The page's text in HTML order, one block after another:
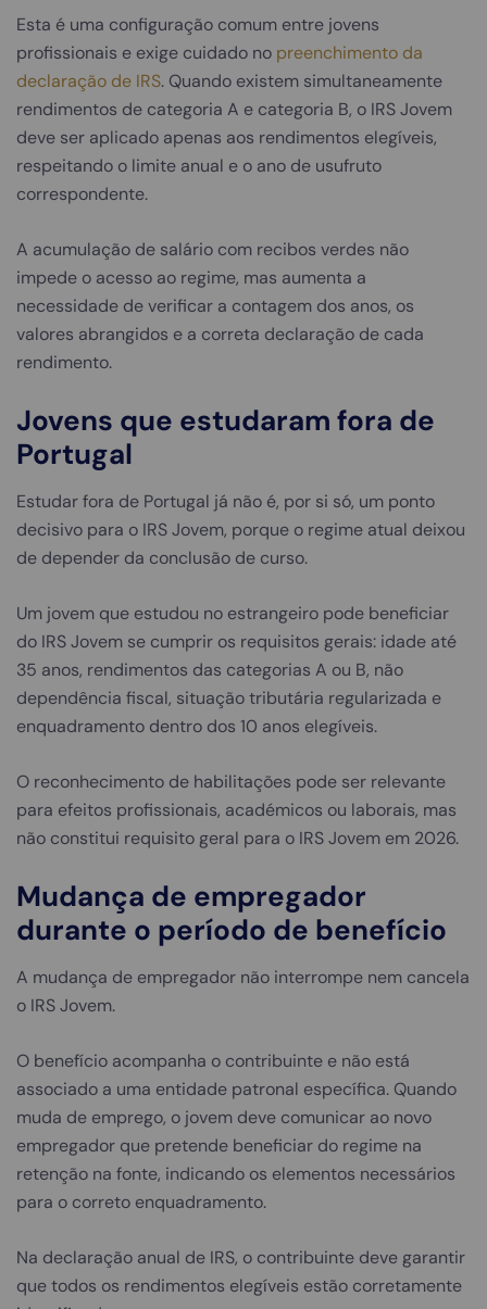
Esta é uma configuração comum entre jovens
profissionais e exige cuidado no preenchimento da
declaração de IRS. Quando existem simultaneamente
rendimentos de categoria A e categoria B, o IRS Jovem
deve ser aplicado apenas aos rendimentos elegíveis,
respeitando o limite anual e o ano de usufruto
correspondente.
A acumulação de salário com recibos verdes não
impede o acesso ao regime, mas aumenta a
necessidade de verificar a contagem dos anos, os
valores abrangidos e a correta declaração de cada
rendimento.
Jovens que estudaram fora de
Portugal
Estudar fora de Portugal já não é, por si só, um ponto
decisivo para o IRS Jovem, porque o regime atual deixou
de depender da conclusão de curso.
Um jovem que estudou no estrangeiro pode beneficiar
do IRS Jovem se cumprir os requisitos gerais: idade até
35 anos, rendimentos das categorias A ou B, não
dependência fiscal, situação tributária regularizada e
enquadramento dentro dos 10 anos elegíveis.
O reconhecimento de habilitações pode ser relevante
para efeitos profissionais, académicos ou laborais, mas
não constitui requisito geral para o IRS Jovem em 2026.
Mudança de empregador
durante o período de benefício
A mudança de empregador não interrompe nem cancela
o IRS Jovem.
O benefício acompanha o contribuinte e não está
associado a uma entidade patronal específica. Quando
muda de emprego, o jovem deve comunicar ao novo
empregador que pretende beneficiar do regime na
retenção na fonte, indicando os elementos necessários
para o correto enquadramento.
Na declaração anual de IRS, o contribuinte deve garantir
que todos os rendimentos elegíveis estão corretamente